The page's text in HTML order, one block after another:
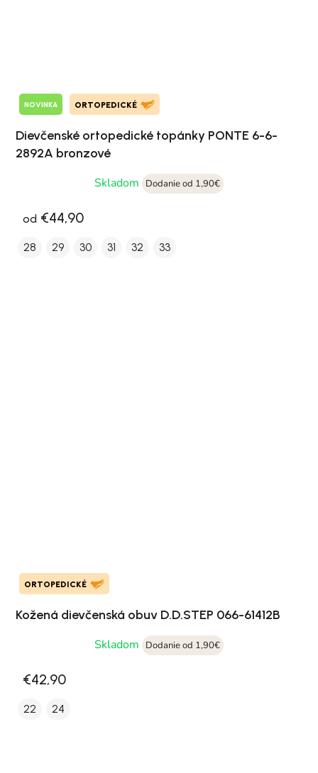
NOVINKA ORTOPEDICKÉ
Dievčenské ortopedické topánky PONTE 6-6-
2892A bronzové
Skladom
Dodanie od 1,90€
od €44,90
28 29 30 31 32 33
ORTOPEDICKÉ
Kožená dievčenská obuv D.D.STEP 066-61412B
Skladom
Dodanie od 1,90€
€42,90
22 24